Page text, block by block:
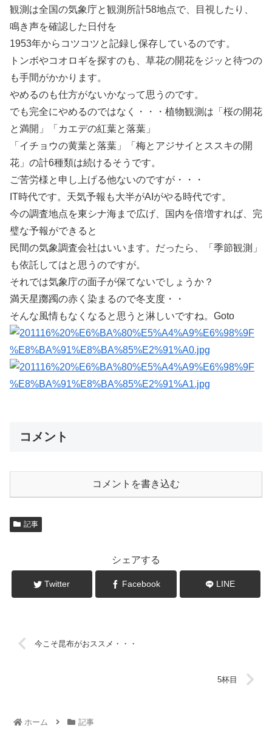
観測は全国の気象庁と観測所計58地点で、目視したり、
鳴き声を確認した日付を
1953年からコツコツと記録し保存しているのです。
トンボやコオロギを探すのも、草花の開花をジッと待つの
も手間がかかります。
やめるのも仕方がないかなって思うのです。
でも完全にやめるのではなく・・・植物観測は「桜の開花
と満開」「カエデの紅葉と落葉」
「イチョウの黄葉と落葉」「梅とアジサイとススキの開
花」の計6種類は続けるそうです。
ご苦労様と申し上げる他ないのですが・・・
IT時代です。天気予報も大半がAIがやる時代です。
今の調査地点を東シナ海まで広げ、国内を倍増すれば、完
璧な予報ができると
民間の気象調査会社はいいます。だったら、「季節観測」
も依託してはと思うのですが。
それでは気象庁の面子が保てないでしょうか？
満天星躑躅の赤く染まるので冬支度・・
そんな風情もなくなると思うと淋しいですね。Goto
コメント
コメントを書き込む
記事
シェアする
Twitter Facebook LINE
今こそ昆布がおススメ・・・
5杯目
ホーム 記事